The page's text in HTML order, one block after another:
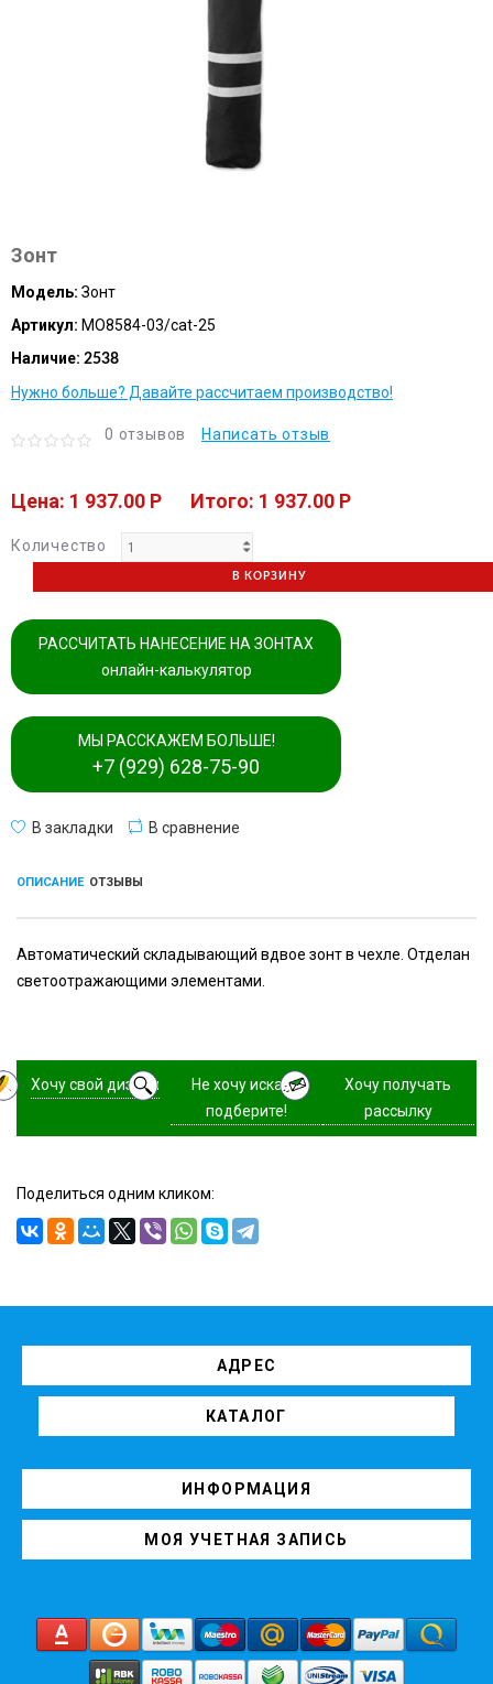
Зонт
Модель: Зонт
Артикул: MO8584-03/cat-25
Наличие: 2538
Нужно больше? Давайте рассчитаем производство!
0 отзывов Написать отзыв
Цена: 1 937.00 P Итого: 1 937.00 P
Количество
В КОРЗИНУ
РАССЧИТАТЬ НАНЕСЕНИЕ НА ЗОНТАХ
онлайн-калькулятор
МЫ РАССКАЖЕМ БОЛЬШЕ!
+7 (929) 628-75-90
В закладки В сравнение
ОПИСАНИЕ ОТЗЫВЫ
Автоматический складывающий вдвое зонт в чехле. Отделан
светоотражающими элементами.
Хочу свой дизайн
Не хочу искать,
подберите!
Хочу получать
рассылку
Поделиться одним кликом:
АДРЕС
КАТАЛОГ
ИНФОРМАЦИЯ
МОЯ УЧЕТНАЯ ЗАПИСЬ